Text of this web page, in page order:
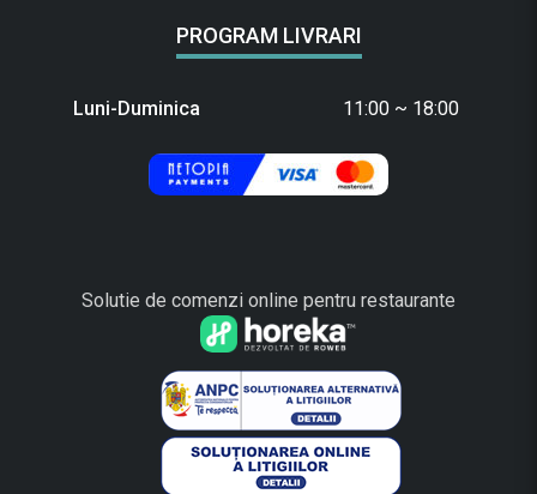
PROGRAM LIVRARI
Luni-Duminica 11:00 ~ 18:00
Solutie de comenzi online pentru restaurante